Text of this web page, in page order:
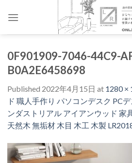
0F901909-7046-44C9-
B0A2E6458698
Published 2022年4月15日 at 1280 ×
ド 職人手作り パソコンデスク PC
ンダストリアル アイアンウッド 家
天然木 無垢材 木目 木工 木製